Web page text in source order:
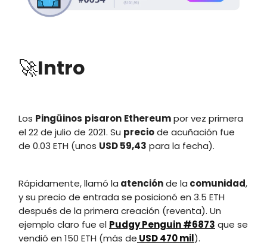
🚀Intro
Los Pingüinos pisaron Ethereumpor vez primera
el 22 de julio de 2021. Su preciode acuñación fue
de 0.03 ETH (unos USD 59,43 para la fecha).
Rápidamente, llamó la atenciónde la comunidad,
y su precio de entrada se posicionó en 3.5 ETH
después de la primera creación (reventa). Un
ejemplo claro fue el Pudgy Penguin #6873 que se
vendió en 150 ETH (más de USD 470 mil).